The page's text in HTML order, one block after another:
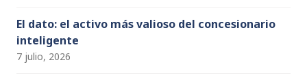
El dato: el activo más valioso del concesionario
inteligente
7 julio, 2026